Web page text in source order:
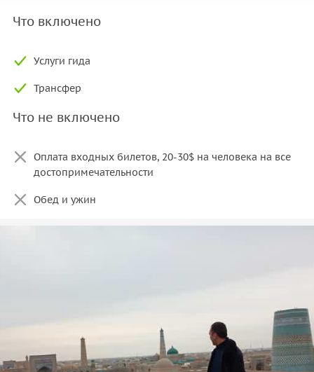
Что включено
Услуги гида
Трансфер
Что не включено
Оплата входных билетов, 20-30$ на человека на все
достопримечательности
Обед и ужин